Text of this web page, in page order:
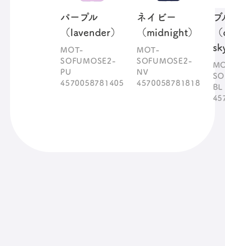
パープル
（lavender）
MOT-
SOFUMOSE2-
PU
4570058781405
ネイビー
（midnight）
MOT-
SOFUMOSE2-
NV
4570058781818
ブ
BL